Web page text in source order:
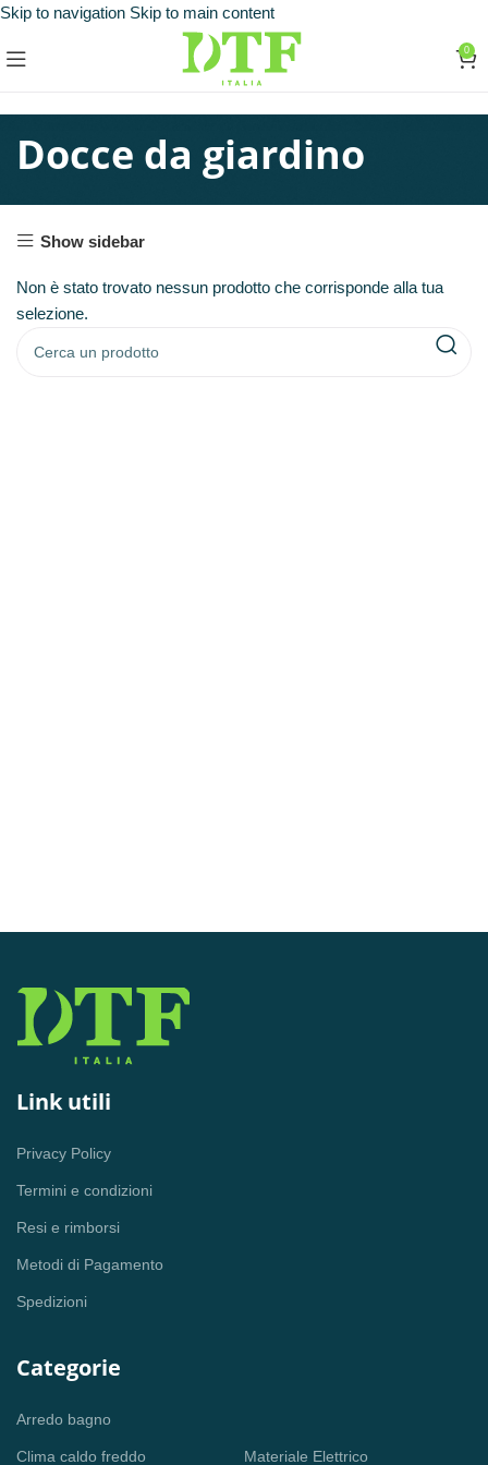
Skip to navigation Skip to main content
0
Docce da giardino
Show sidebar
Non è stato trovato nessun prodotto che corrisponde alla tua
selezione.
Link utili
Privacy Policy
Termini e condizioni
Resi e rimborsi
Metodi di Pagamento
Spedizioni
Categorie
Arredo bagno
Clima caldo freddo Materiale Elettrico